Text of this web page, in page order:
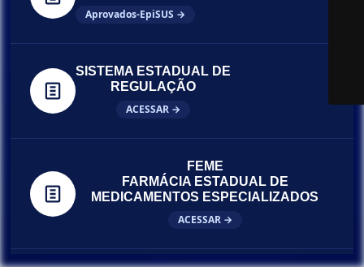
Aprovados-EpiSUS →
SISTEMA ESTADUAL DE
REGULAÇÃO
ACESSAR →
FEME
FARMÁCIA ESTADUAL DE
MEDICAMENTOS ESPECIALIZADOS
ACESSAR →